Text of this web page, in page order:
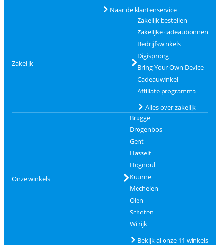
Naar de klantenservice
Zakelijk
Zakelijk bestellen
Zakelijke cadeaubonnen
Bedrijfswinkels
Digisprong
Bring Your Own Device
Cadeauwinkel
Affiliate programma
Alles over zakelijk
Onze winkels
Brugge
Drogenbos
Gent
Hasselt
Hognoul
Kuurne
Mechelen
Olen
Schoten
Wilrijk
Bekijk al onze 11 winkels